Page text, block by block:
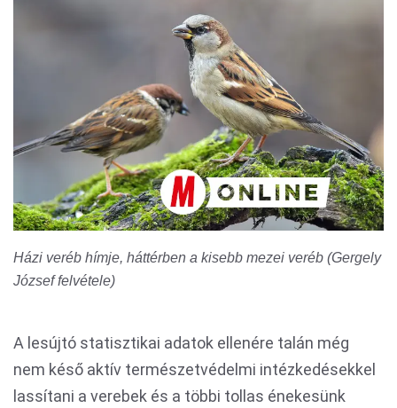
Házi veréb hímje, háttérben a kisebb mezei veréb (Gergely
József felvétele)
A lesújtó statisztikai adatok ellenére talán még
nem késő aktív természetvédelmi intézkedésekkel
lassítani a verebek és a többi tollas énekesünk